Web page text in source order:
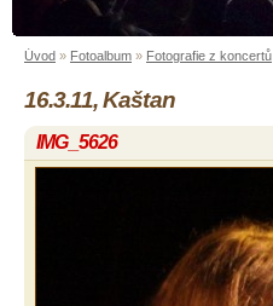
Úvod » Fotoalbum » Fotografie z koncertů
16.3.11, Kaštan
IMG_5626